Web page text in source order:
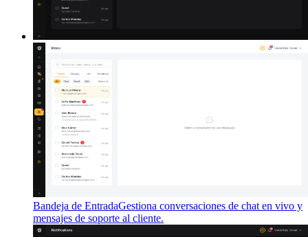
Bandeja de EntradaGestiona conversaciones de chat en vivo y
mensajes de soporte al cliente.